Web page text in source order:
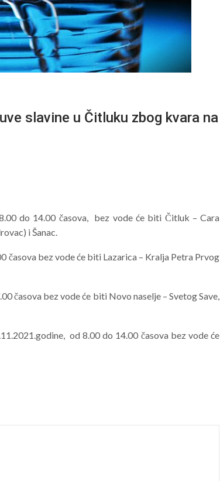
slavine u Čitluku zbog kvara na
do 14.00 časova, bez vode će biti Čitluk – Cara
i Šanac.
časova bez vode će biti Lazarica – Kralja Petra Prvog
časova bez vode će biti Novo naselje – Svetog Save,
od 8.00 do 14.00 časova bez vode će